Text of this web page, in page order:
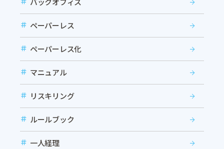
ペーパーレス
ペーパーレス化
マニュアル
リスキリング
ルールブック
一人経理